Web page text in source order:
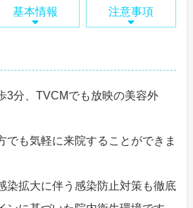
基本情報 注意事項
3分、TVCMでも放映の美容外
でも気軽に来院することができま
染拡大に伴う感染防止対策も徹底